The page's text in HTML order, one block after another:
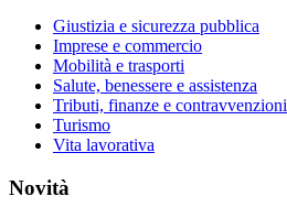
Giustizia e sicurezza pubblica
Imprese e commercio
Mobilità e trasporti
Salute, benessere e assistenza
Tributi, finanze e contravvenzioni
Turismo
Vita lavorativa
Novità